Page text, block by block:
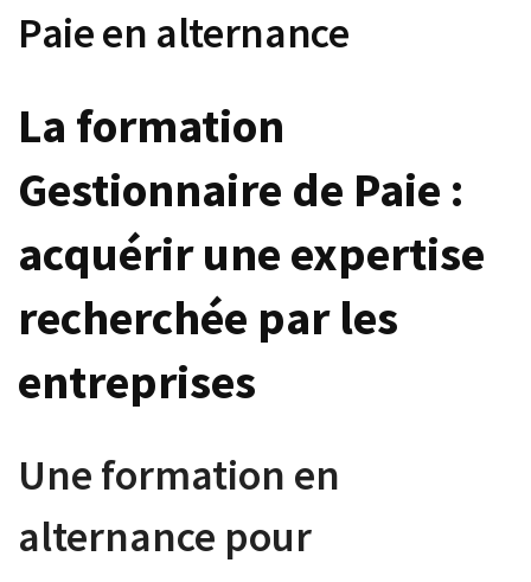
Paie en alternance
La formation
Gestionnaire de Paie :
acquérir une expertise
recherchée par les
entreprises
Une formation en
alternance pour